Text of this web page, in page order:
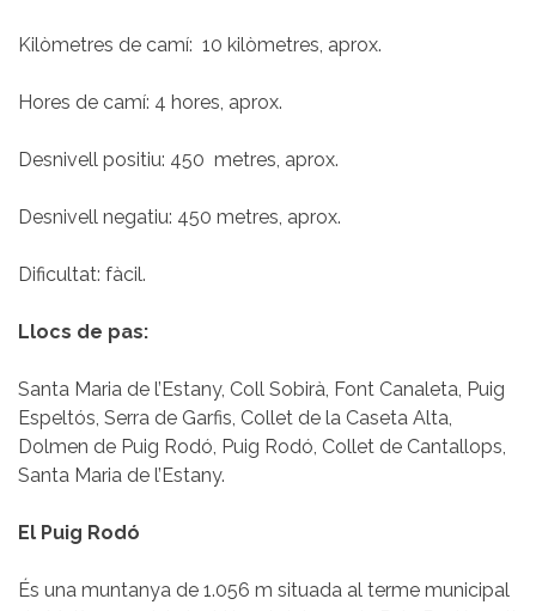
Kilòmetres de camí: 10 kilòmetres, aprox.
Hores de camí: 4 hores, aprox.
Desnivell positiu: 450 metres, aprox.
Desnivell negatiu: 450 metres, aprox.
Dificultat: fàcil.
Llocs de pas:
Santa Maria de l’Estany, Coll Sobirà, Font Canaleta, Puig
Espeltós, Serra de Garfis, Collet de la Caseta Alta,
Dolmen de Puig Rodó, Puig Rodó, Collet de Cantallops,
Santa Maria de l’Estany.
El Puig Rodó
És una muntanya de 1.056 m situada al terme municipal